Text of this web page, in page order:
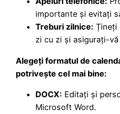
importante și evitați
Treburi zilnice: Țineți
zi cu zi și asigurați-
Alegeți formatul de
potrivește cel mai bine:
DOCX: Editați și
Microsoft Word.